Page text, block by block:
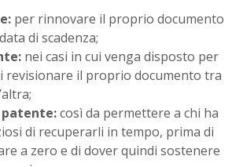
per rinnovare il proprio documento
di scadenza;
nei casi in cui venga disposto per
revisionare il proprio documento tra
patente:così da permettere a chi ha
di recuperarli in tempo, prima di
a zero e di dover quindi sostenere